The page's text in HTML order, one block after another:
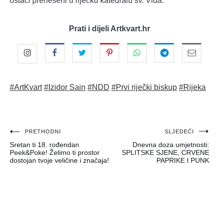
Prati i dijeli Artkvart.hr
#ArtKvart #Izidor Sain #NDD #Prvi riječki biskup #Rijeka
Navigacija
objava
PRETHODNI
Sretan ti 18. rođendan
Peek&Poke! Želimo ti prostor
dostojan tvoje veličine i značaja!
SLJEDEĆI
Dnevna doza umjetnosti:
SPLITSKE SJENE, CRVENE
PAPRIKE I PUNK